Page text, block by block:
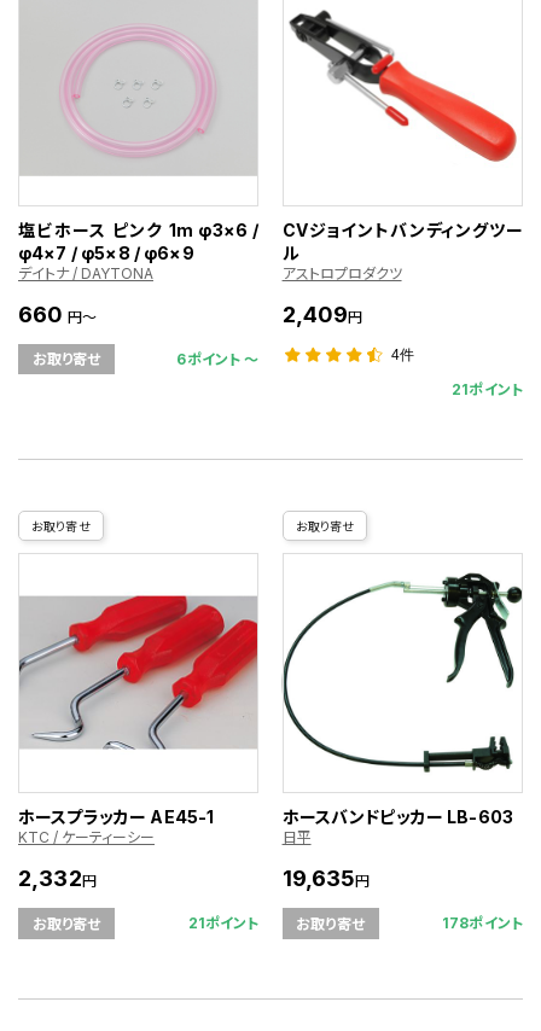
塩ビホース ピンク 1m φ3×6 /
φ4×7 / φ5×8 / φ6×9
デイトナ / DAYTONA
660 円～
お取り寄せ 6ポイント 〜
CVジョイントバンディングツー
ル
アストロプロダクツ
2,409円
4件
21ポイント
お取り寄せ
ホースプラッカー AE45-1
KTC / ケーティーシー
2,332円
お取り寄せ 21ポイント
お取り寄せ
ホースバンドピッカー LB-603
日平
19,635円
お取り寄せ 178ポイント